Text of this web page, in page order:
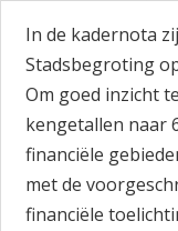
In de kadernota
Stadsbegroting
Om goed inzicht
kengetallen naar
financiële
met de
financiële